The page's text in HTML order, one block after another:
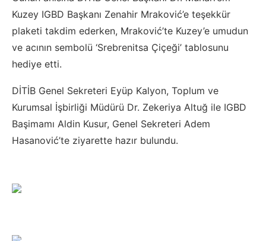
Kuzey IGBD Başkanı Zenahir Mraković’e teşekkür
plaketi takdim ederken, Mraković’te Kuzey’e umudun
ve acının sembolü ‘Srebrenitsa Çiçeği’ tablosunu
hediye etti.
DİTİB Genel Sekreteri Eyüp Kalyon, Toplum ve
Kurumsal İşbirliği Müdürü Dr. Zekeriya Altuğ ile IGBD
Başimamı Aldin Kusur, Genel Sekreteri Adem
Hasanović’te ziyarette hazır bulundu.